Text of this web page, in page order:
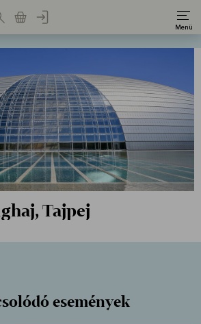
Tajpej
események